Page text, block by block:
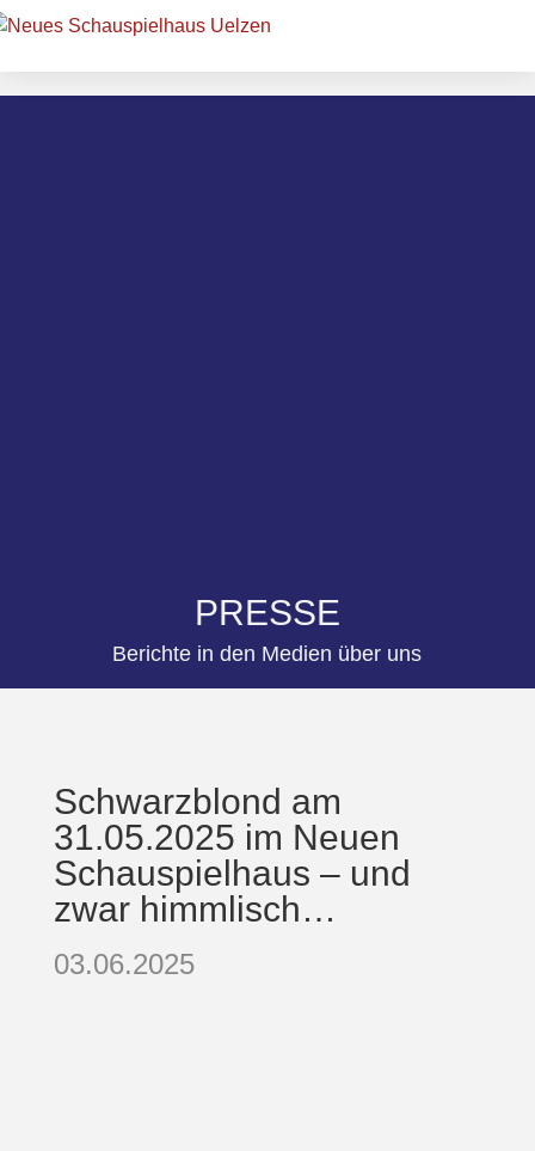
PRESSE
Berichte in den Medien über uns
Schwarzblond am
31.05.2025 im Neuen
Schauspielhaus – und
zwar himmlisch…
03.06.2025